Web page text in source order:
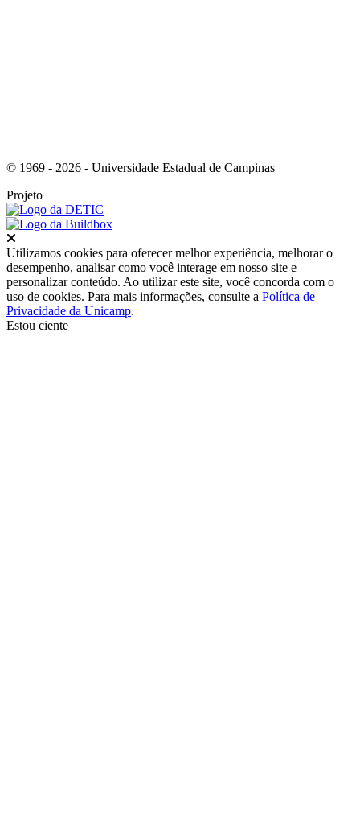
© 1969 - 2026 - Universidade Estadual de Campinas
Projeto
Utilizamos cookies para oferecer melhor experiência, melhorar o
desempenho, analisar como você interage em nosso site e
personalizar conteúdo. Ao utilizar este site, você concorda com o
uso de cookies. Para mais informações, consulte a Política de
Privacidade da Unicamp.
Estou ciente